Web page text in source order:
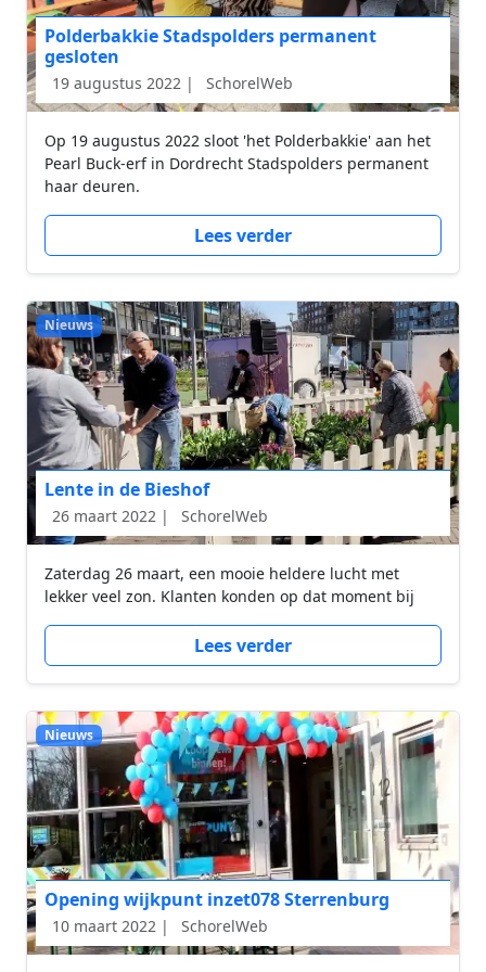
Polderbakkie Stadspolders permanent
gesloten
19 augustus 2022 | SchorelWeb
Op 19 augustus 2022 sloot 'het Polderbakkie' aan het
Pearl Buck-erf in Dordrecht Stadspolders permanent
haar deuren.
Lees verder
Nieuws
Lente in de Bieshof
26 maart 2022 | SchorelWeb
Zaterdag 26 maart, een mooie heldere lucht met
lekker veel zon. Klanten konden op dat moment bij
Lees verder
Nieuws
Opening wijkpunt inzet078 Sterrenburg
10 maart 2022 | SchorelWeb